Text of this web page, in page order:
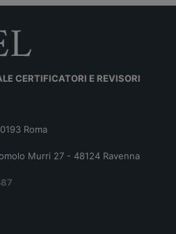
CERTIFICATORI E REVISORI
Roma
Murri 27 - 48124 Ravenna